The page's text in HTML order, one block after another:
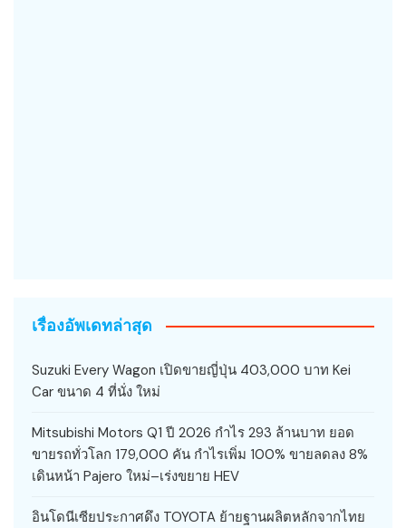
เรื่องอัพเดทล่าสุด
Suzuki Every Wagon เปิดขายญี่ปุ่น 403,000 บาท Kei
Car ขนาด 4 ที่นั่ง ใหม่
Mitsubishi Motors Q1 ปี 2026 กำไร 293 ล้านบาท ยอด
ขายรถทั่วโลก 179,000 คัน กำไรเพิ่ม 100% ขายลดลง 8%
เดินหน้า Pajero ใหม่–เร่งขยาย HEV
อินโดนีเซียประกาศดึง TOYOTA ย้ายฐานผลิตหลักจากไทย